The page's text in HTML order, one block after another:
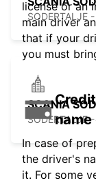
SODERTALJE
SCANIA
SODERTALJE
license or an
main driver
that if your
you must
In case of
the driver's
it. For some